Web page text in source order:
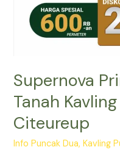
Supernova
Tanah
Citeureup
Info Puncak Dua,Kavling